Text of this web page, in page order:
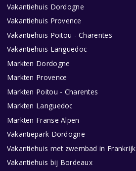
Vakantiehuis Dordogne
Vakantiehuis Provence
Vakantiehuis Poitou - Charentes
Vakantiehuis Languedoc
Markten Dordogne
Markten Provence
Markten Poitou - Charentes
Markten Languedoc
Markten Franse Alpen
Vakantiepark Dordogne
Vakantiehuis met zwembad in Frankrijk
Vakantiehuis bij Bordeaux